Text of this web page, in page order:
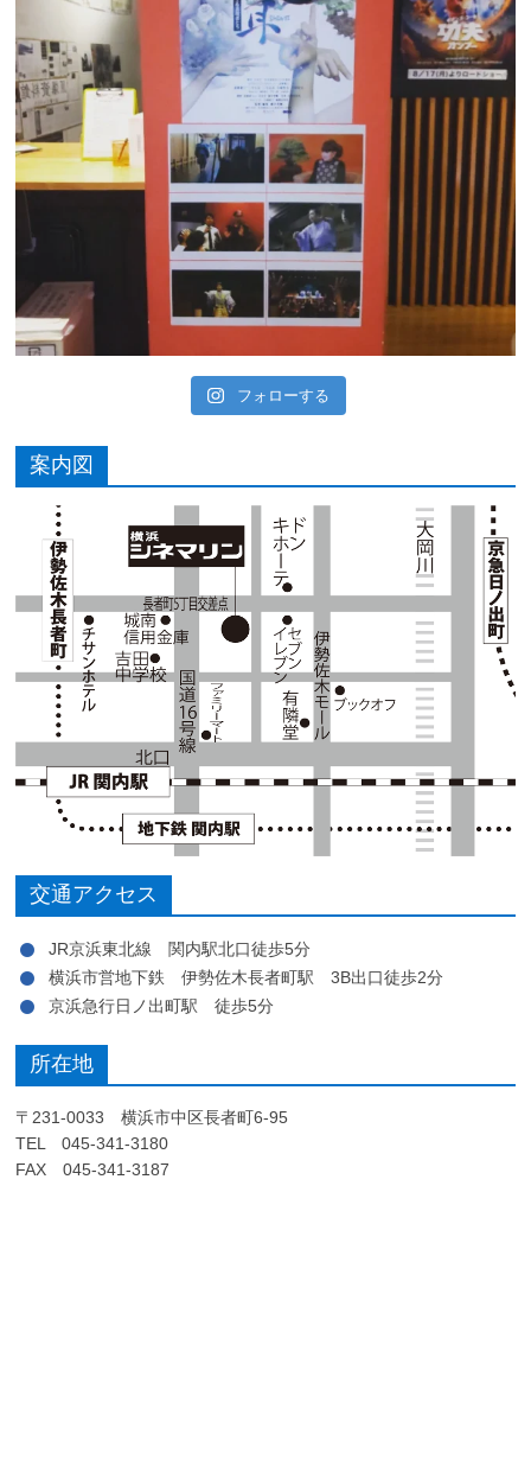
フォローする
案内図
交通アクセス
JR京浜東北線 関内駅北口徒歩5分
横浜市営地下鉄 伊勢佐木長者町駅 3B出口徒歩2分
京浜急行日ノ出町駅 徒歩5分
所在地
〒231-0033 横浜市中区長者町6-95
TEL 045-341-3180
FAX 045-341-3187